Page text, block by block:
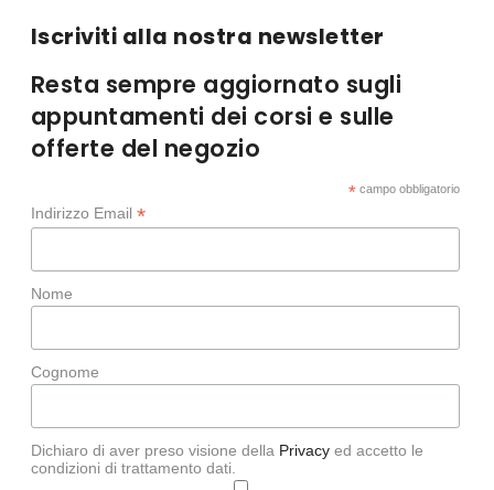
Iscriviti alla nostra newsletter
Resta sempre aggiornato sugli
appuntamenti dei corsi e sulle
offerte del negozio
*campo obbligatorio
Indirizzo Email *
Nome
Cognome
Dichiaro di aver preso visione della Privacyed accetto le
condizioni di trattamento dati.